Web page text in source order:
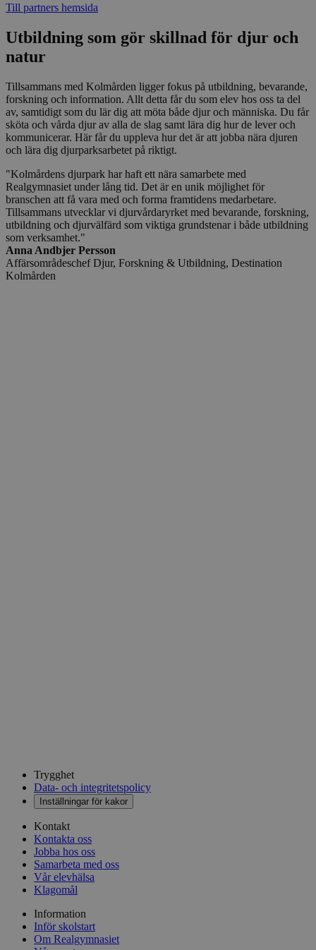
Till partners hemsida
Utbildning som gör skillnad för djur och
natur
Tillsammans med Kolmården ligger fokus på utbildning, bevarande,
forskning och information. Allt detta får du som elev hos oss ta del
av, samtidigt som du lär dig att möta både djur och människa. Du får
sköta och vårda djur av alla de slag samt lära dig hur de lever och
kommunicerar. Här får du uppleva hur det är att jobba nära djuren
och lära dig djurparksarbetet på riktigt.
"Kolmårdens djurpark har haft ett nära samarbete med
Realgymnasiet under lång tid. Det är en unik möjlighet för
branschen att få vara med och forma framtidens medarbetare.
Tillsammans utvecklar vi djurvårdaryrket med bevarande, forskning,
utbildning och djurvälfärd som viktiga grundstenar i både utbildning
som verksamhet."
Anna Andbjer Persson
Affärsområdeschef Djur, Forskning & Utbildning, Destination
Kolmården
Trygghet
Data- och integritetspolicy
Inställningar för kakor
Kontakt
Kontakta oss
Jobba hos oss
Samarbeta med oss
Vår elevhälsa
Klagomål
Information
Inför skolstart
Om Realgymnasiet